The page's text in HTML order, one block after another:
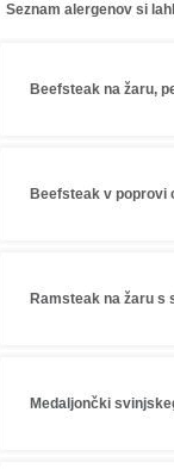
Seznam alergenov si
Beefsteak na žaru,
Beefsteak v poprovi
Ramsteak na žaru s
Medaljončki